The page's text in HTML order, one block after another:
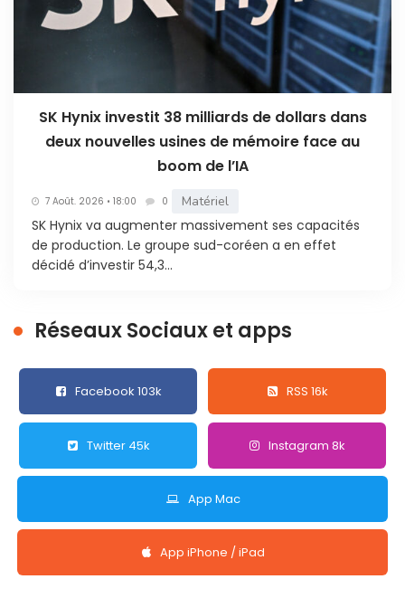
SK Hynix investit 38 milliards de dollars dans
deux nouvelles usines de mémoire face au
boom de l’IA
7 Août. 2026 • 18:00 0 Matériel
SK Hynix va augmenter massivement ses capacités
de production. Le groupe sud-coréen a en effet
décidé d’investir 54,3...
Réseaux Sociaux et apps
Facebook 103k RSS 16k
Twitter 45k Instagram 8k
App Mac
App iPhone / iPad